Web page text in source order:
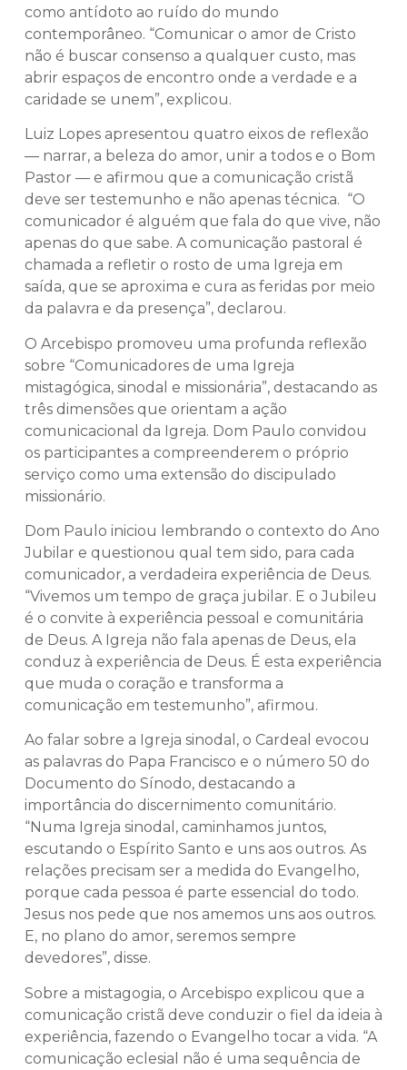
como antídoto ao ruído do mundo
contemporâneo. “Comunicar o amor de Cristo
não é buscar consenso a qualquer custo, mas
abrir espaços de encontro onde a verdade e a
caridade se unem”, explicou.
Luiz Lopes apresentou quatro eixos de reflexão
— narrar, a beleza do amor, unir a todos e o Bom
Pastor — e afirmou que a comunicação cristã
deve ser testemunho e não apenas técnica. “O
comunicador é alguém que fala do que vive, não
apenas do que sabe. A comunicação pastoral é
chamada a refletir o rosto de uma Igreja em
saída, que se aproxima e cura as feridas por meio
da palavra e da presença”, declarou.
O Arcebispo promoveu uma profunda reflexão
sobre “Comunicadores de uma Igreja
mistagógica, sinodal e missionária”, destacando as
três dimensões que orientam a ação
comunicacional da Igreja. Dom Paulo convidou
os participantes a compreenderem o próprio
serviço como uma extensão do discipulado
missionário.
Dom Paulo iniciou lembrando o contexto do Ano
Jubilar e questionou qual tem sido, para cada
comunicador, a verdadeira experiência de Deus.
“Vivemos um tempo de graça jubilar. E o Jubileu
é o convite à experiência pessoal e comunitária
de Deus. A Igreja não fala apenas de Deus, ela
conduz à experiência de Deus. É esta experiência
que muda o coração e transforma a
comunicação em testemunho”, afirmou.
Ao falar sobre a Igreja sinodal, o Cardeal evocou
as palavras do Papa Francisco e o número 50 do
Documento do Sínodo, destacando a
importância do discernimento comunitário.
“Numa Igreja sinodal, caminhamos juntos,
escutando o Espírito Santo e uns aos outros. As
relações precisam ser a medida do Evangelho,
porque cada pessoa é parte essencial do todo.
Jesus nos pede que nos amemos uns aos outros.
E, no plano do amor, seremos sempre
devedores”, disse.
Sobre a mistagogia, o Arcebispo explicou que a
comunicação cristã deve conduzir o fiel da ideia à
experiência, fazendo o Evangelho tocar a vida. “A
comunicação eclesial não é uma sequência de